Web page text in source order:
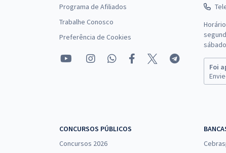
Programa de Afiliados
Trabalhe Conosco
Preferência de Cookies
Foi
CONCURSOS PÚBLICOS
Concursos 2026